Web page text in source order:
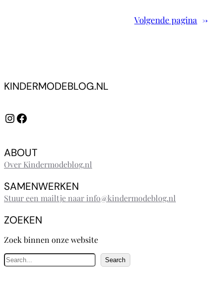
Volgende pagina →
KINDERMODEBLOG.NL
InstagramFacebook
ABOUT
Over Kindermodeblog.nl
SAMENWERKEN
Stuur een mailtje naar info@kindermodeblog.nl
ZOEKEN
Zoek binnen onze website
Z
o
Search